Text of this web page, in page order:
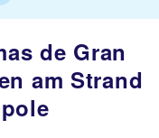
de Gran
am Strand